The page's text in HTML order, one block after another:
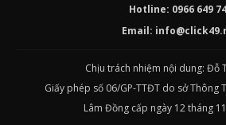
Hotline: 0966 649
Email:
Chịu trách nhiệm nội dung: Đỗ
Giấy phép số 06/GP-TTĐT do sở Thông
Lâm Đồng cấp ngày 12 tháng